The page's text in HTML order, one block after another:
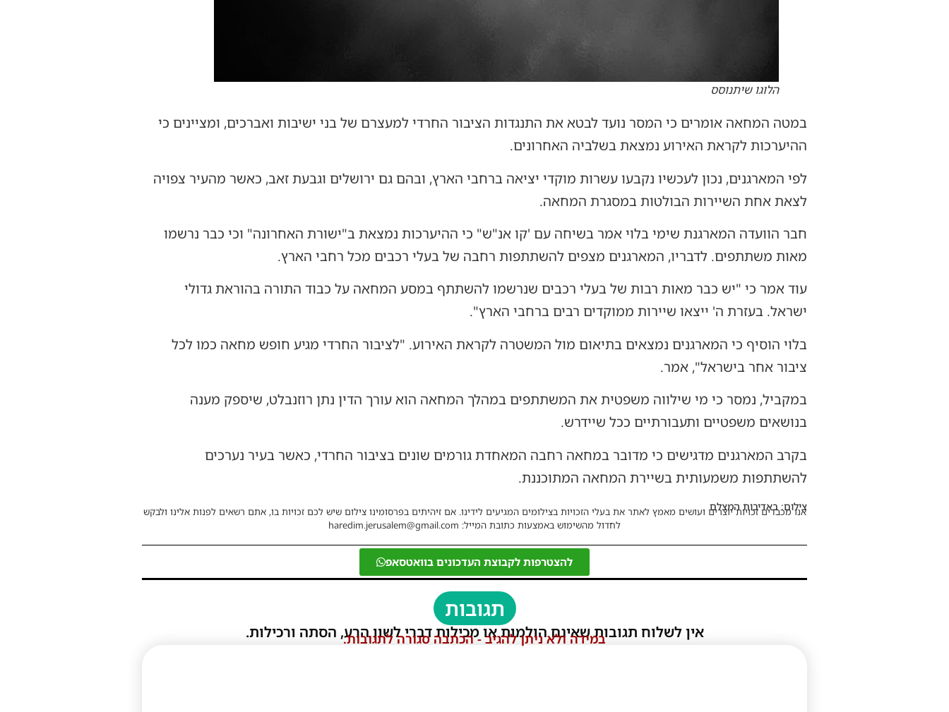
הלוגו שיתנוסס
במטה המחאה אומרים כי המסר נועד לבטא את התנגדות הציבור החרדי למעצרם של בני ישיבות ואברכים, ומציינים כי
ההיערכות לקראת האירוע נמצאת בשלביה האחרונים.
לפי המארגנים, נכון לעכשיו נקבעו עשרות מוקדי יציאה ברחבי הארץ, ובהם גם ירושלים וגבעת זאב, כאשר מהעיר צפויה
לצאת אחת השיירות הבולטות במסגרת המחאה.
חבר הוועדה המארגנת שימי בלוי אמר בשיחה עם 'קו אנ"ש" כי ההיערכות נמצאת ב"ישורת האחרונה" וכי כבר נרשמו
מאות משתתפים. לדבריו, המארגנים מצפים להשתתפות רחבה של בעלי רכבים מכל רחבי הארץ.
עוד אמר כי "יש כבר מאות רבות של בעלי רכבים שנרשמו להשתתף במסע המחאה על כבוד התורה בהוראת גדולי
ישראל. בעזרת ה' ייצאו שיירות ממוקדים רבים ברחבי הארץ".
בלוי הוסיף כי המארגנים נמצאים בתיאום מול המשטרה לקראת האירוע. "לציבור החרדי מגיע חופש מחאה כמו לכל
ציבור אחר בישראל", אמר.
במקביל, נמסר כי מי שילווה משפטית את המשתתפים במהלך המחאה הוא עורך הדין נתן רוזנבלט, שיספק מענה
בנושאים משפטיים ותעבורתיים ככל שיידרש.
בקרב המארגנים מדגישים כי מדובר במחאה רחבה המאחדת גורמים שונים בציבור החרדי, כאשר בעיר נערכים
להשתתפות משמעותית בשיירת המחאה המתוכננת.
צילום: באדיבות המצלם
אנו מכבדים זכויות יוצרים ועושים מאמץ לאתר את בעלי הזכויות בצילומים המגיעים לידינו. אם זיהיתים בפרסומינו צילום שיש לכם זכויות בו, אתם רשאים לפנות אלינו ולבקש
לחדול מהשימוש באמצעות כתובת המייל: haredim.jerusalem@gmail.com
להצטרפות לקבוצת העדכונים בוואטסאפ
תגובות
אין לשלוח תגובות שאינם הולמות או מכילות דברי לשון הרע, הסתה ורכילות.
במידה ולא ניתן להגיב - הכתבה סגורה לתגובות.